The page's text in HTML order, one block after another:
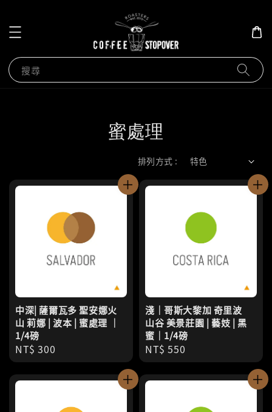
搜尋
蜜處理
排列方式 :
中深| 薩爾瓦多 聖安娜火
山 莉娜 | 波本 | 蜜處理 ｜
1/4磅
Regular
price
NT$ 300
淺｜哥斯大黎加 奇里波
山谷 美景莊園 | 藝妓 | 黑
蜜｜1/4磅
Regular
price
NT$ 550